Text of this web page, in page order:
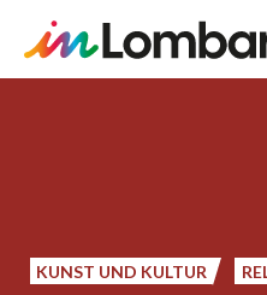
KUNST UND KULTUR